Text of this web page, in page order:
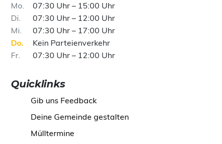
Mo
07:30 Uhr – 15:00 Uhr
Di
07:30 Uhr – 12:00 Uhr
Mi
07:30 Uhr – 17:00 Uhr
Do
Kein Parteienverkehr
Fr
07:30 Uhr – 12:00 Uhr
Quicklinks
Gib uns Feedback
Deine Gemeinde gestalten
Mülltermine